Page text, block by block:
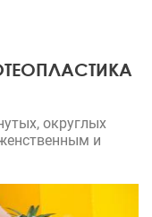
округлых
и